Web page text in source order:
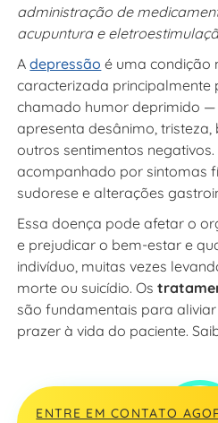
administração de
acupuntura e
Adepressão é uma condição
caracterizada principalmente
chamado humor deprimido —
apresenta desânimo,
outros sentimentos
acompanhado por sintomas
sudorese e alterações
Essa doença pode afetar o
e prejudicar o bem-estar e
indivíduo, muitas vezes
morte ou suicídio. Os
são fundamentais para
prazer à vida do paciente.
ENTRE EM CONTATO